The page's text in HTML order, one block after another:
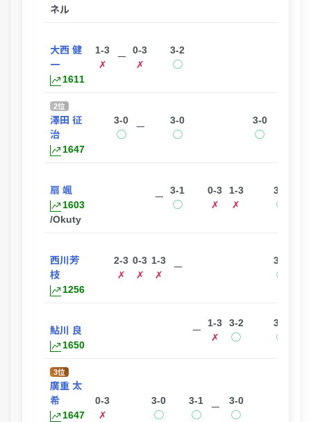
ネル
大西 健
一
1611
1-3
✗
ー
0-3
✗
3-2
◯
2位
澤田 征
治
1647
3-0
◯
ー
3-0
◯
3-0
◯
扇 颯
1603
/Okuty
ー
3-1
◯
0-3
✗
1-3
✗
3-0
◯
西川芳
枝
1256
2-3
✗
0-3
✗
1-3
✗
ー
3-2
◯
鮎川 良
1650
ー
1-3
✗
3-2
◯
3-0
◯
3位
廣重 太
希
1647
0-3
✗
3-0
◯
3-1
◯
ー
3-0
◯